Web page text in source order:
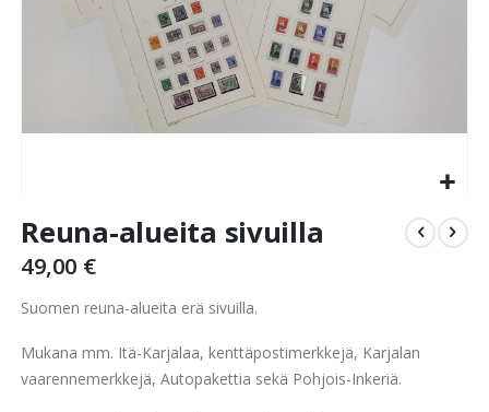
to
beginning
the
images
Reuna-alueita sivuilla
49,00 €
Suomen reuna-alueita erä sivuilla.
Mukana mm. Itä-Karjalaa, kenttäpostimerkkejä, Karjalan
vaarennemerkkejä, Autopakettia sekä Pohjois-Inkeriä.